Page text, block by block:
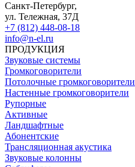
Санкт-Петербург,
ул. Тележная, 37Д
+7 (812) 448-08-18
info@n-el.ru
ПРОДУКЦИЯ
Звуковые системы
Громкоговорители
Потолочные громкоговорители
Настенные громкоговорители
Рупорные
Активные
Ландшафтные
Абонентские
Трансляционная акустика
Звуковые колонны